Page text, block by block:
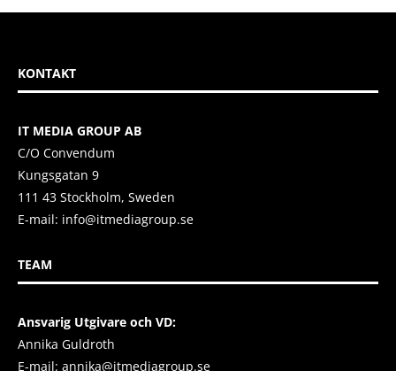
KONTAKT
IT MEDIA GROUP AB
C/O Convendum
Kungsgatan 9
111 43 Stockholm, Sweden
E-mail: info@itmediagroup.se
TEAM
Ansvarig Utgivare och VD:
Annika Guldroth
E-mail: annika@itmediagroup.se